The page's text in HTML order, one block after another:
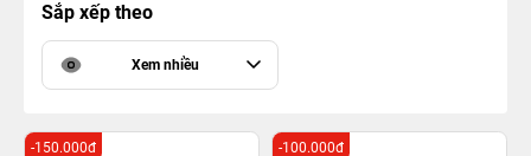
Sắp xếp theo
Xem nhiều
-150.000đ -100.000đ